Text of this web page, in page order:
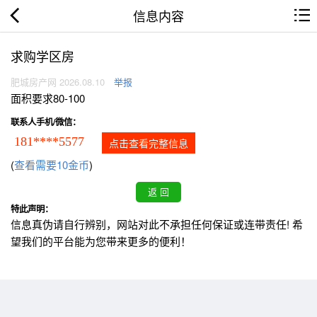
信息内容
求购学区房
肥城房产网 2026.08.10 举报
面积要求80-100
联系人手机/微信：
181****5577 点击查看完整信息
(查看需要10金币)
特此声明：
信息真伪请自行辨别，网站对此不承担任何保证或连带责任! 希
望我们的平台能为您带来更多的便利！